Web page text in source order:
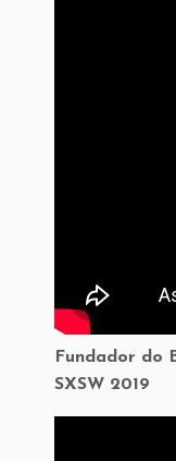
Fundador do
SXSW 2019